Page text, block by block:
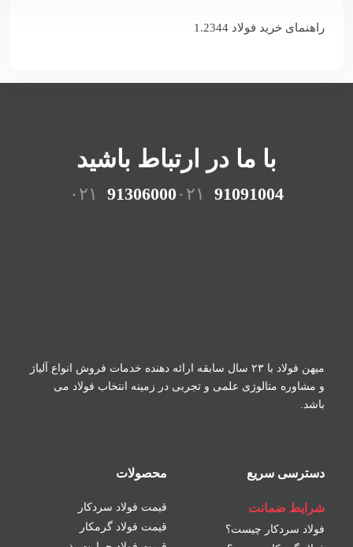
راهنمای خرید فولاد 1.2344
میهن فولاد با ۲۳ سال سابقه ارائه دهنده خدمات فروش
انواع آلیاژ
و مشاوره متالوژی علمی و تجربی در زمینه انتخاب فولاد می
باشد.
دسترسی سریع
شرایط ضمانت
فولاد سردکار چیست؟
محصولات
قیمت فولاد سردکار
قیمت فولاد گرمکار
با ما در ارتباط باشید
۰۲۱ 91091004 ۰۲۱ 91306000